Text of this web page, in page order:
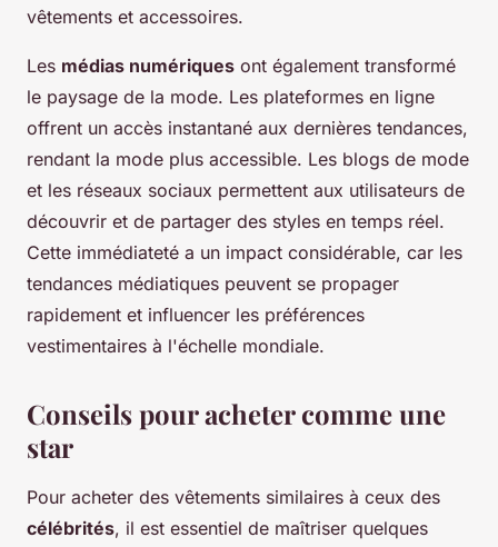
vêtements et accessoires.
Les médias numériques ont également transformé
le paysage de la mode. Les plateformes en ligne
offrent un accès instantané aux dernières tendances,
rendant la mode plus accessible. Les blogs de mode
et les réseaux sociaux permettent aux utilisateurs de
découvrir et de partager des styles en temps réel.
Cette immédiateté a un impact considérable, car les
tendances médiatiques peuvent se propager
rapidement et influencer les préférences
vestimentaires à l'échelle mondiale.
Conseils pour acheter comme une
star
Pour acheter des vêtements similaires à ceux des
célébrités, il est essentiel de maîtriser quelques